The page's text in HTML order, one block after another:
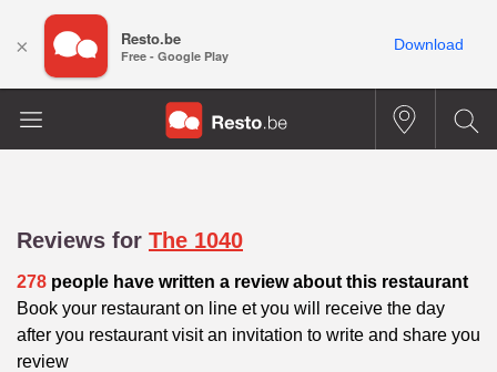
Reviews for The 1040
278 people have written a review about this restaurant
Book your restaurant on line et you will receive the day
after you restaurant visit an invitation to write and share you
review
× Resto.be
Free - Google Play
Download